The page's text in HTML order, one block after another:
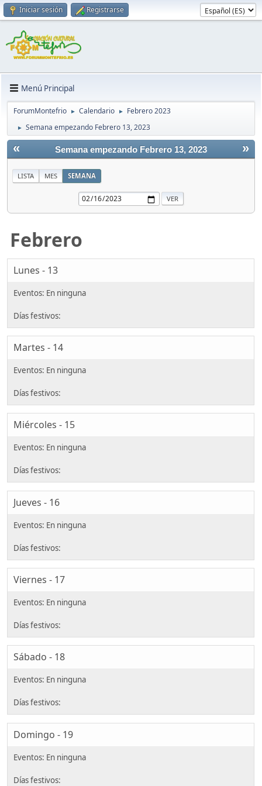
Iniciar sesión Registrarse
Menú Principal
ForumMontefrio ► Calendario ► Febrero 2023
► Semana empezando Febrero 13, 2023
« »
Semana empezando Febrero 13, 2023
LISTA MES SEMANA
Febrero
Lunes - 13
Martes - 14
Miércoles - 15
Jueves - 16
Viernes - 17
Sábado - 18
Domingo - 19